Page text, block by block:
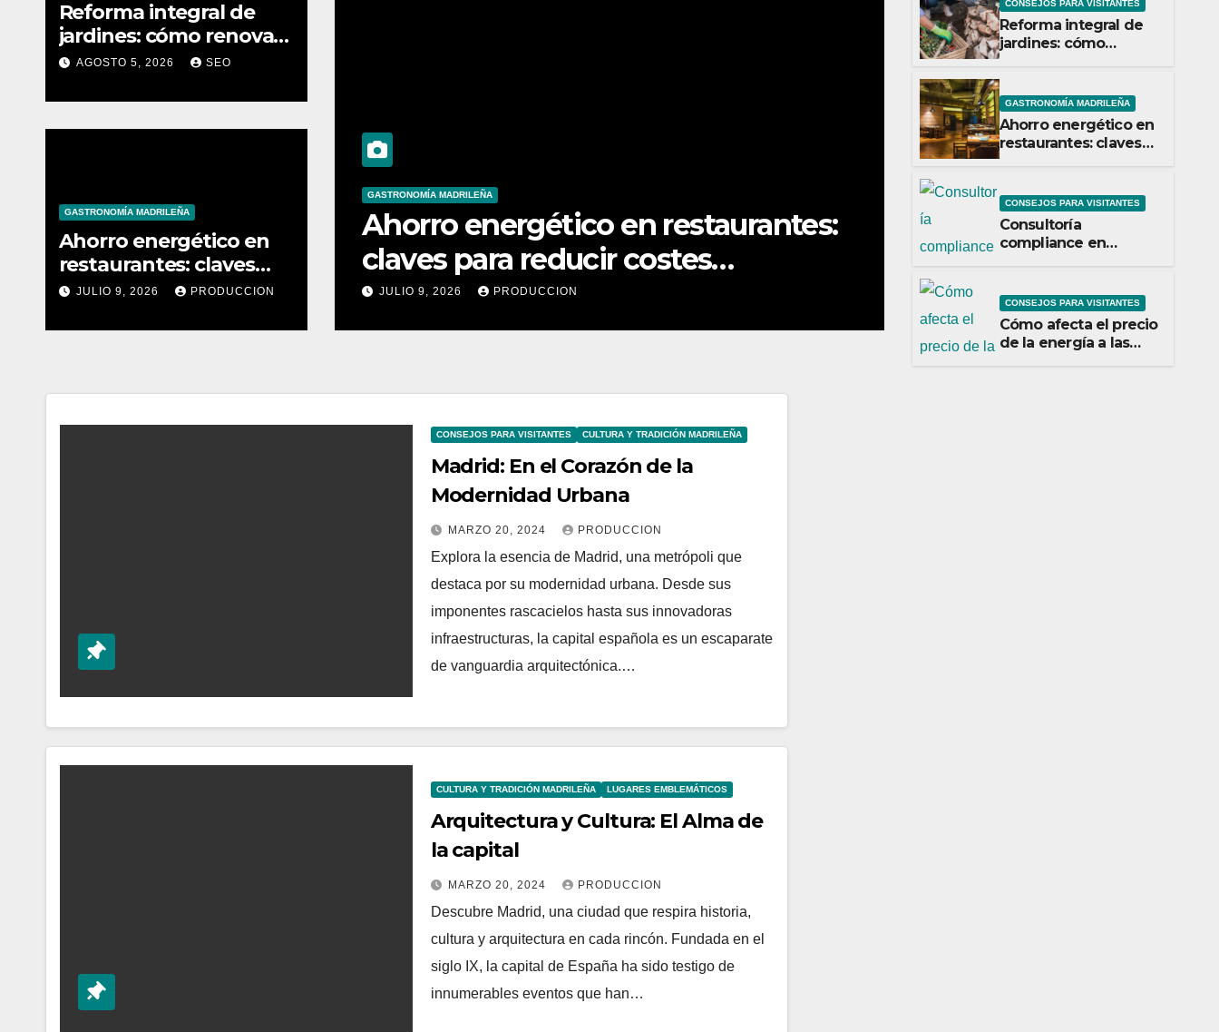
Reforma integral de
jardines: cómo renovar
un espacio exterior
AGOSTO 5, 2026 SEO
GASTRONOMÍA MADRILEÑA
Ahorro energético en
restaurantes: claves
para reducir costes
JULIO 9, 2026 PRODUCCION
en restaurantes:
costes
CONSEJOS PARA VISITANTES
Consultoría compliance en Madrid:
qué debes valorar
MAYO 11, 2026 CREATIVIDAD
CONSEJOS PARA VISITANTES
Cómo afecta el
a las empresas
MAYO 7, 2026
CONSEJOS PARA VISITANTES
Reforma integral de
jardines: cómo
renovar un espacio
exterior
GASTRONOMÍA MADRILEÑA
Ahorro energético en
restaurantes: claves
para reducir costes
CONSEJOS PARA VISITANTES
Consultoría
compliance en
CONSEJOS PARA VISITANTES
Cómo afecta el precio
de la energía a las
CONSEJOS PARA VISITANTES CULTURA Y TRADICIÓN MADRILEÑA
Madrid: En el Corazón de la
Modernidad Urbana
MARZO 20, 2024 PRODUCCION
Explora la esencia de Madrid, una metrópoli que
destaca por su modernidad urbana. Desde sus
imponentes rascacielos hasta sus innovadoras
infraestructuras, la capital española es un escaparate
de vanguardia arquitectónica.…
CULTURA Y TRADICIÓN MADRILEÑA LUGARES EMBLEMÁTICOS
Arquitectura y Cultura: El Alma de
la capital
MARZO 20, 2024 PRODUCCION
Descubre Madrid, una ciudad que respira historia,
cultura y arquitectura en cada rincón. Fundada en el
siglo IX, la capital de España ha sido testigo de
innumerables eventos que han…